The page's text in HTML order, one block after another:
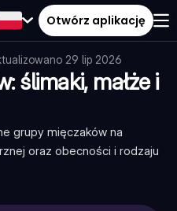
Otwórz aplikację
29 lip 2026
ślimaki, małże i
grupy mięczaków na
oraz obecności i rodzaju